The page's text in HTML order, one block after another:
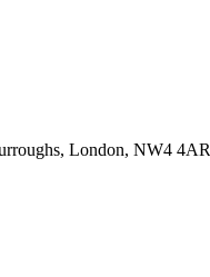
London, NW4 4AR